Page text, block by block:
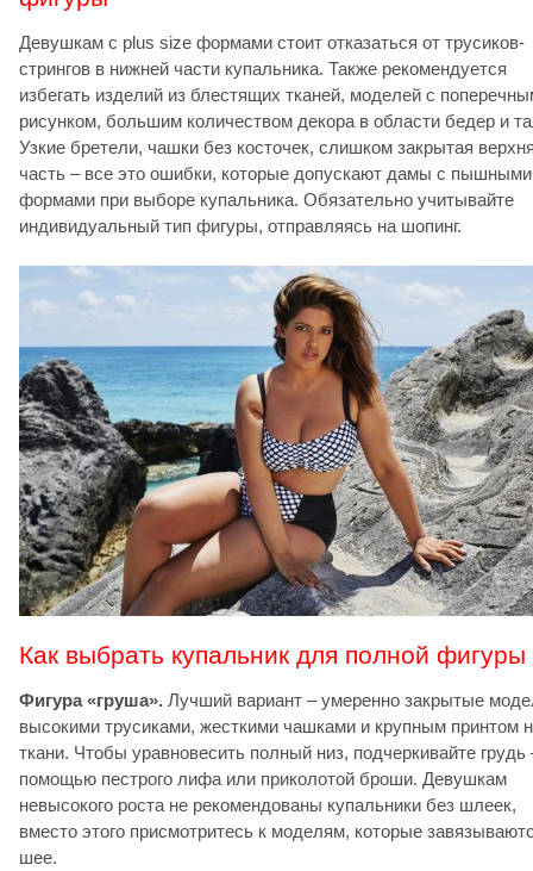
Девушкам с plus size формами стоит отказаться от трусиков-
стрингов в нижней части купальника. Также рекомендуется
избегать изделий из блестящих тканей, моделей с
рисунком, большим количеством декора в области бедер и
Узкие бретели, чашки без косточек, слишком закрытая
часть – все это ошибки, которые допускают дамы с пышными
формами при выборе купальника. Обязательно учитывайте
индивидуальный тип фигуры, отправляясь на шопинг.
Как выбрать купальник для полной фигуры
Фигура «груша». Лучший вариант – умеренно закрытые
высокими трусиками, жесткими чашками и крупным принтом
ткани. Чтобы уравновесить полный низ, подчеркивайте грудь
помощью пестрого лифа или приколотой броши. Девушкам
невысокого роста не рекомендованы купальники без шлеек,
вместо этого присмотритесь к моделям, которые
шее.